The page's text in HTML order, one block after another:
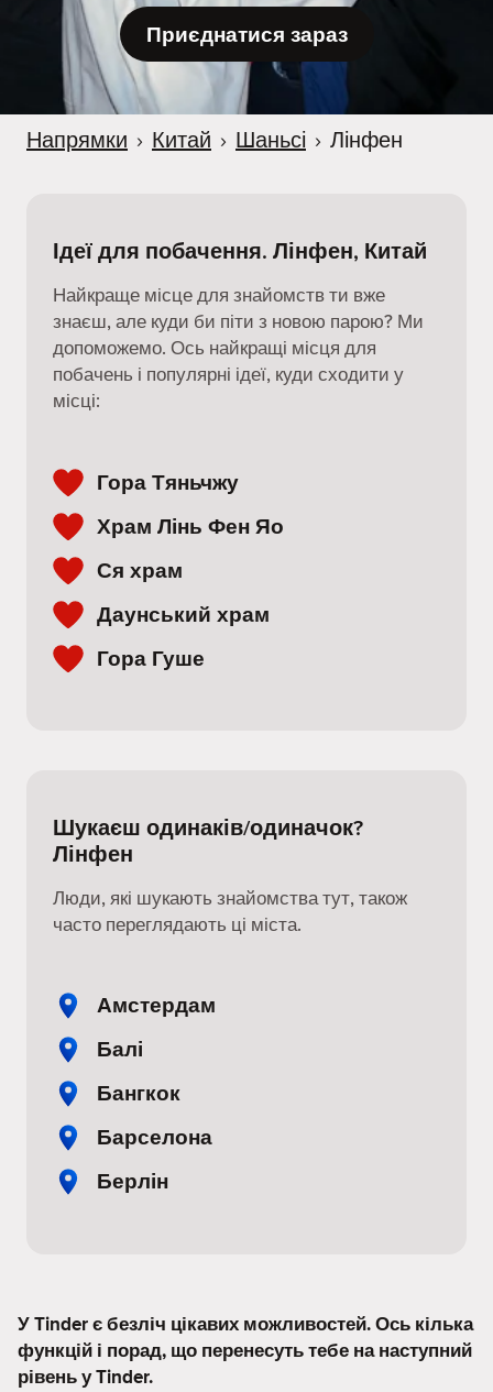
Приєднатися зараз
Напрямки › Китай › Шаньсі › Лінфен
Ідеї для побачення. Лінфен, Китай
Найкраще місце для знайомств ти вже
знаєш, але куди би піти з новою парою? Ми
допоможемо. Ось найкращі місця для
побачень і популярні ідеї, куди сходити у
місці:
Гора Тяньчжу
Храм Лінь Фен Яо
Ся храм
Даунський храм
Гора Гуше
Шукаєш одинаків/одиначок?
Лінфен
Люди, які шукають знайомства тут, також
часто переглядають ці міста.
Амстердам
Балі
Бангкок
Барселона
Берлін
У Tinder є безліч цікавих можливостей. Ось кілька
функцій і порад, що перенесуть тебе на наступний
рівень у Tinder.